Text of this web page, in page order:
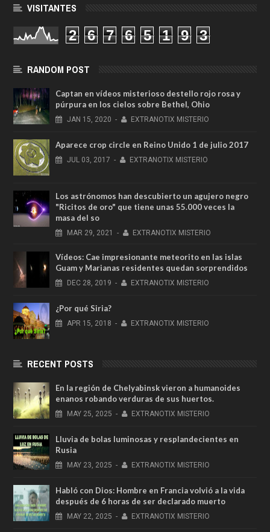
VISITANTES
2 6 7 6 5 1 9 3
RANDOM POST
Captan en vídeos misterioso destello rojo rosa y
púrpura en los cielos sobre Bethel, Ohio
JAN 15, 2020 - EXTRANOTIX MISTERIO
Aparece crop circle en Reino Unido 1 de julio 2017
JUL 03, 2017 - EXTRANOTIX MISTERIO
Los astrónomos han descubierto un agujero negro
"Ricitos de oro" que tiene unas 55.000 veces la
masa del so
MAR 29, 2021 - EXTRANOTIX MISTERIO
Vídeos: Cae impresionante meteorito en las islas
Guam y Marianas residentes quedan sorprendidos
DEC 28, 2019 - EXTRANOTIX MISTERIO
¿Por qué Siria?
APR 15, 2018 - EXTRANOTIX MISTERIO
RECENT POSTS
En la región de Chelyabinsk vieron a humanoides
enanos robando verduras de sus huertos.
MAY 25, 2025 - EXTRANOTIX MISTERIO
Lluvia de bolas luminosas y resplandecientes en
Rusia
MAY 23, 2025 - EXTRANOTIX MISTERIO
Habló con Dios: Hombre en Francia volvió a la vida
después de 6 horas de ser declarado muerto
MAY 22, 2025 - EXTRANOTIX MISTERIO